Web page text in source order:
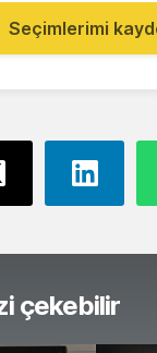
Seçimlerimi
çekebilir